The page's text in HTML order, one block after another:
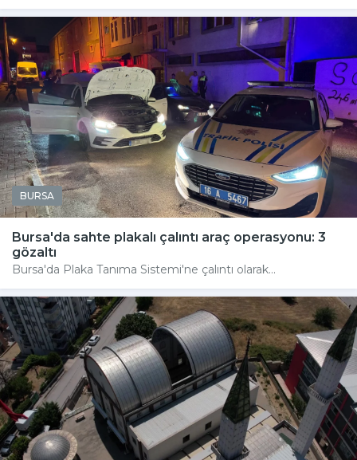
BURSA
Bursa'da sahte plakalı çalıntı araç operasyonu: 3
gözaltı
Bursa'da Plaka Tanıma Sistemi'ne çalıntı olarak...